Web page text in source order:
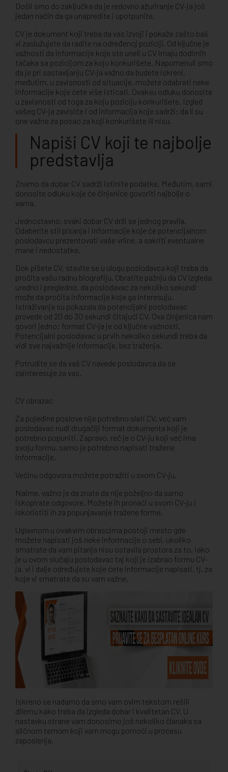
Došli smo do zaključka da je redovno ažuriranje CV-ja još
jedan način da ga unapredite i upotpunite.
CV je dokument koji treba da vas izvoji i pokaže zašto baš
vi zaslužujete da radite na određenoj poziciji. Od ključne je
važnosti da informacije koje ste uneli u CV imaju dodirnih
tačaka sa pozicijom za koju konkurišete. Napomenuli smo
da je pri sastavljanju CV-ja važno da budete iskreni,
međutim, u zavisnosti od situacije, možete odabrati neke
informacije koje ćete više isticati. Ovakvu odluku donosite
u zavisnosti od toga za koju poziciju konkurišete. Izgled
vašeg CV-ja zavisiće i od informacija koje sadrži: da li su
one važne za posao za koji konkurišete ili nisu.
Napiši CV koji te najbolje
predstavlja
Znamo da dobar CV sadrži istinite podatke. Međutim, sami
donosite odluku koje će činjenice govoriti najbolje o
vama.
Jednostavno, svaki dobar CV drži se jednog pravila.
Odaberite stil pisanja i informacije koje će potencijalnom
poslodavcu prezentovati vaše vrline, a sakriti eventualne
mane i nedostatke.
Dok pišete CV, stavite se u ulogu poslodavca koji treba da
pročita vašu radnu biografiju. Obratite pažnju da CV izgleda
uredno i pregledno, da poslodavac za nekoliko sekundi
može da pročita informacije koje ga interesuju.
Istraživanja su pokazala da potencijalni poslodavac
provede od 20 do 30 sekundi čitajući CV. Ova činjenica nam
govori jedno: format CV-ja je od ključne važnosti.
Potencijalni poslodavac u prvih nekoliko sekundi treba da
vidi sve najvažnije informacije, bez traženja.
Potrudite se da vaš CV navede poslodavca da se
zainteresuje za vas.
CV obrazac
Za pojedine poslove nije potrebno slati CV, već vam
poslodavac nudi drugačiji format dokumenta koji je
potrebno popuniti. Zapravo, reč je o CV-ju koji već ima
svoju formu, samo je potrebno napisati tražene
informacije.
Većinu odgovora možete potražiti u svom CV-ju.
Naime, važno je da znate da nije poželjno da samo
iskopirate odgovore. Možete ih pronaći u svom CV-ju i
iskoristiti ih za popunjavanje tražene forme.
Uglavnom u ovakvim obrascima postoji mesto gde
možete napisati još neke informacije o sebi, ukoliko
smatrate da vam pitanja nisu ostavila prostora za to. Iako
je u ovom slučaju poslodavac taj koji je izabrao formu CV-
ja, vi i dalje određujete koje ćete informacije napisati, tj. za
koje vi smatrate da su vam važne.
Iskreno se nadamo da smo vam ovim tekstom rešili
dilemu kako treba da izgleda dobar i kvalitetan CV. U
nastavku strane vam donosimo još nekoliko članaka sa
sličnom temom koji vam mogu pomoći u procesu
zaposlenja.